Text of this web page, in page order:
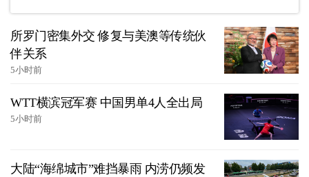
所罗门密集外交 修复与美澳等传统伙
伴关系
5小时前
WTT横滨冠军赛 中国男单4人全出局
5小时前
大陆“海绵城市”难挡暴雨 内涝仍频发